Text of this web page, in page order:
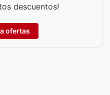
descuentos!
ofertas